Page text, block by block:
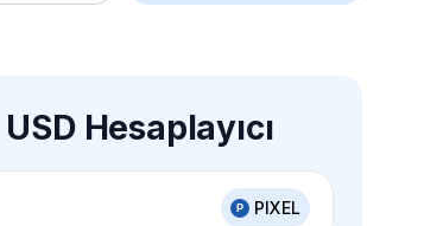
Hesaplayıcı
PIXEL